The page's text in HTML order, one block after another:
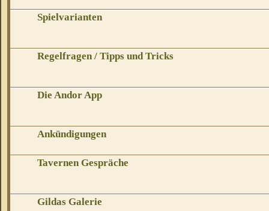
Spielvarianten
Regelfragen / Tipps und Tricks
Die Andor App
Ankündigungen
Tavernen Gespräche
Gildas Galerie